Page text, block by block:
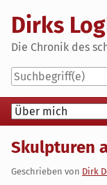
content
Dirks
Die Chronik des
Navigation
Skulpturen
Geschrieben von Dirk